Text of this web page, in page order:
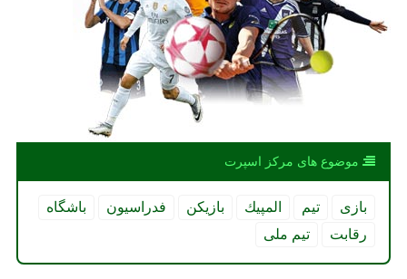
موضوع های مركز اسپرت
بازی تیم المپیك بازیكن فدراسیون
باشگاه
رقابت
تیم ملی